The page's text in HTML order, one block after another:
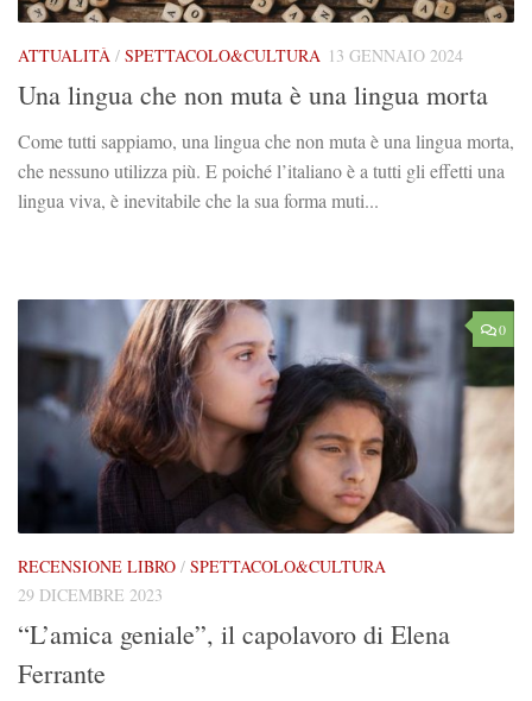
ATTUALITÀ / SPETTACOLO&CULTURA 13 GENNAIO 2024
Una lingua che non muta è una lingua morta
Come tutti sappiamo, una lingua che non muta è una lingua morta,
che nessuno utilizza più. E poiché l’italiano è a tutti gli effetti una
lingua viva, è inevitabile che la sua forma muti...
0
RECENSIONE LIBRO / SPETTACOLO&CULTURA
29 DICEMBRE 2023
“L’amica geniale”, il capolavoro di Elena
Ferrante